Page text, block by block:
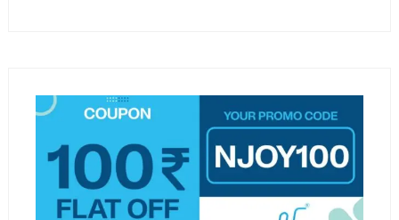
automatach Vox?
Zmienność odnosi się do stopnia, w jakim dane
mogą się różnić w czasie i przestrzeni. W
automatach Vox zmienność jest często
kluczowym czynnikiem, który wpływa na ich
wydajność oraz adaptacyjność. Dzięki zdolności do